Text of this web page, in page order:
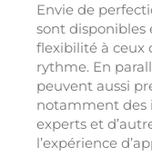
Envie de
sont disponibles
flexibilité à ceux
rythme. En
peuvent aussi
notamment des
experts et
l’expérience